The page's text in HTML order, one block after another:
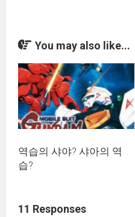
You may also like...
역습의 샤야? 샤아의 역
습?
11 Responses